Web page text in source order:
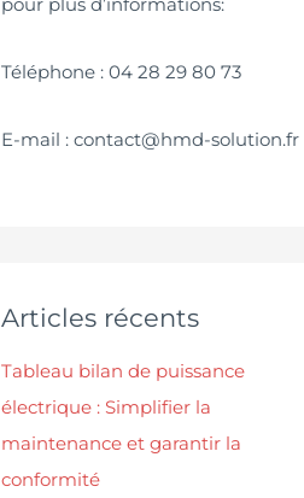
Téléphone : 04 28 29 80 73
E-mail : contact@hmd-solution.fr
Articles récents
Tableau bilan de puissance
électrique : Simplifier la
maintenance et garantir la
conformité